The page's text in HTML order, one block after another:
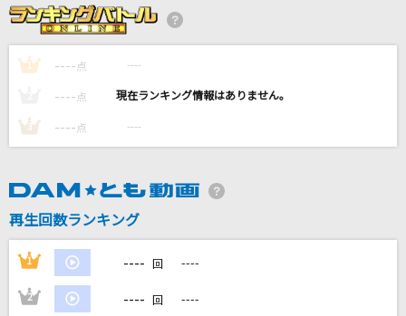
[生音]さよならエレジー
菅田将暉
SUMMER TIME
情なし
ナツノオワリ
清水翔太
1 ---- 点 ----
---- 点 ----
3 ---- 点 ----
再生回数ランキング
1 ---- 回 ----
2 ---- 回 ----